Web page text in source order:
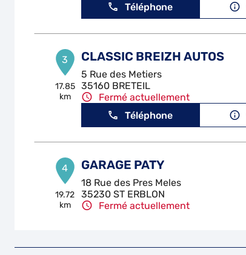
Téléphone
3
17.85
km
CLASSIC BREIZH AUTOS
5 Rue des Metiers
35160 BRETEIL
Fermé actuellement
Téléphone
4
19.72
km
GARAGE PATY
18 Rue des Pres Meles
35230 ST ERBLON
Fermé actuellement